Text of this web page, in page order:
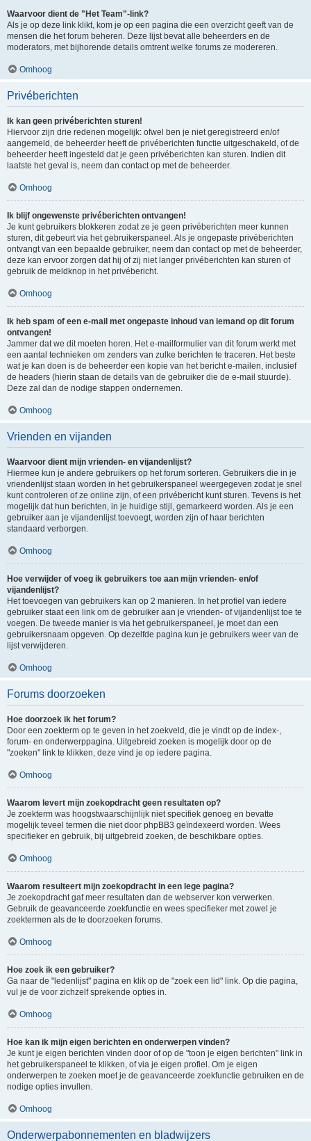
Waarvoor dient de "Het Team"-link?
Als je op deze link klikt, kom je op een pagina die een overzicht geeft van de
mensen die het forum beheren. Deze lijst bevat alle beheerders en de
moderators, met bijhorende details omtrent welke forums ze modereren.
Omhoog
Privéberichten
Ik kan geen privéberichten sturen!
Hiervoor zijn drie redenen mogelijk: ofwel ben je niet geregistreerd en/of
aangemeld, de beheerder heeft de privéberichten functie uitgeschakeld, of de
beheerder heeft ingesteld dat je geen privéberichten kan sturen. Indien dit
laatste het geval is, neem dan contact op met de beheerder.
Omhoog
Ik blijf ongewenste privéberichten ontvangen!
Je kunt gebruikers blokkeren zodat ze je geen privéberichten meer kunnen
sturen, dit gebeurt via het gebruikerspaneel. Als je ongepaste privéberichten
ontvangt van een bepaalde gebruiker, neem dan contact op met de beheerder,
deze kan ervoor zorgen dat hij of zij niet langer privéberichten kan sturen of
gebruik de meldknop in het privébericht.
Omhoog
Ik heb spam of een e-mail met ongepaste inhoud van iemand op dit forum
ontvangen!
Jammer dat we dit moeten horen. Het e-mailformulier van dit forum werkt met
een aantal technieken om zenders van zulke berichten te traceren. Het beste
wat je kan doen is de beheerder een kopie van het bericht e-mailen, inclusief
de headers (hierin staan de details van de gebruiker die de e-mail stuurde).
Deze zal dan de nodige stappen ondernemen.
Omhoog
Vrienden en vijanden
Waarvoor dient mijn vrienden- en vijandenlijst?
Hiermee kun je andere gebruikers op het forum sorteren. Gebruikers die in je
vriendenlijst staan worden in het gebruikerspaneel weergegeven zodat je snel
kunt controleren of ze online zijn, of een privébericht kunt sturen. Tevens is het
mogelijk dat hun berichten, in je huidige stijl, gemarkeerd worden. Als je een
gebruiker aan je vijandenlijst toevoegt, worden zijn of haar berichten
standaard verborgen.
Omhoog
Hoe verwijder of voeg ik gebruikers toe aan mijn vrienden- en/of
vijandenlijst?
Het toevoegen van gebruikers kan op 2 manieren. In het profiel van iedere
gebruiker staat een link om de gebruiker aan je vrienden- of vijandenlijst toe te
voegen. De tweede manier is via het gebruikerspaneel, je moet dan een
gebruikersnaam opgeven. Op dezelfde pagina kun je gebruikers weer van de
lijst verwijderen.
Omhoog
Forums doorzoeken
Hoe doorzoek ik het forum?
Door een zoekterm op te geven in het zoekveld, die je vindt op de index-,
forum- en onderwerppagina. Uitgebreid zoeken is mogelijk door op de
"zoeken" link te klikken, deze vind je op iedere pagina.
Omhoog
Waarom levert mijn zoekopdracht geen resultaten op?
Je zoekterm was hoogstwaarschijnlijk niet specifiek genoeg en bevatte
mogelijk teveel termen die niet door phpBB3 geïndexeerd worden. Wees
specifieker en gebruik, bij uitgebreid zoeken, de beschikbare opties.
Omhoog
Waarom resulteert mijn zoekopdracht in een lege pagina?
Je zoekopdracht gaf meer resultaten dan de webserver kon verwerken.
Gebruik de geavanceerde zoekfunctie en wees specifieker met zowel je
zoektermen als de te doorzoeken forums.
Omhoog
Hoe zoek ik een gebruiker?
Ga naar de "ledenlijst" pagina en klik op de "zoek een lid" link. Op die pagina,
vul je de voor zichzelf sprekende opties in.
Omhoog
Hoe kan ik mijn eigen berichten en onderwerpen vinden?
Je kunt je eigen berichten vinden door of op de "toon je eigen berichten" link in
het gebruikerspaneel te klikken, of via je eigen profiel. Om je eigen
onderwerpen te zoeken moet je de geavanceerde zoekfunctie gebruiken en de
nodige opties invullen.
Omhoog
Onderwerpabonnementen en bladwijzers